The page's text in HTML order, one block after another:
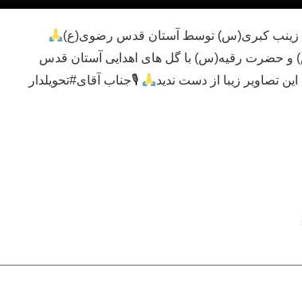
زینب کبری(س) توسط آستان قدس رضوی(ع)
و حضرت رقیه(س) با گل های اهدایی آستان قدس
تصاویر زیبا از دست ندید
🎙جناب آقای#تحویلدار